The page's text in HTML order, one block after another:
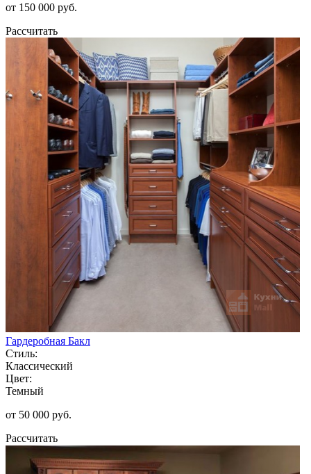
от 150 000 руб.
Рассчитать
Гардеробная Бакл
Стиль:
Классический
Цвет:
Темный
от 50 000 руб.
Рассчитать